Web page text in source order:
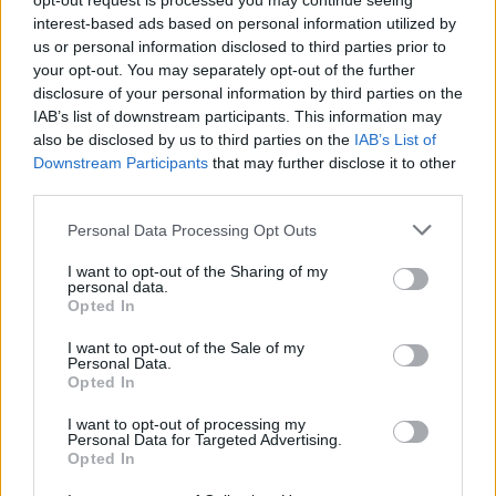
interest-based ads based on personal information utilized by
us or personal information disclosed to third parties prior to
your opt-out. You may separately opt-out of the further
disclosure of your personal information by third parties on the
IAB’s list of downstream participants. This information may
also be disclosed by us to third parties on the IAB’s List of
Downstream Participants that may further disclose it to other
Personal Data Processing Opt Outs
I want to opt-out of the Sharing of my
personal data.
Opted In
I want to opt-out of the Sale of my
Personal Data.
Opted In
I want to opt-out of processing my
Personal Data for Targeted Advertising.
Opted In
Σύμφωνα με την ΠΟΕΔΗΝ, η διαθεσιμότητα των
κλινών ΜΕΘ της Κεντρικής Μακεδονίας είναι η
εξής:
ΑΧΕΠΑ κατειλημμένες 40 στις 40,
ημέρας. Τα έκτακτα σοβαρά καρδιολογικά
περιστατικά μεταφέρονται στον ιδιωτικό
τομέα)
ΓΕΝΝΗΜΑΤΑΣ 17 στις 17
ΑΓΙΟΣ ΔΗΜΗΤΡΙΟΣ 8 στις 8
ΠΑΠΑΓΕΩΡΓΙΟΥ 39 στις 39
ΑΓΙΟΣ ΠΑΥΛΟΣ 7 στις 7
ΣΤΡΑΤΙΩΤΙΚΟ 10 στις 10.